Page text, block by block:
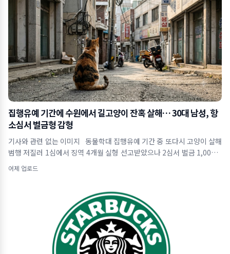
집행유예 기간에 수원에서 길고양이 잔혹 살해… 30대 남성, 항
소심서 벌금형 감형
기사와 관련 없는 이미지 동물학대 집행유예 기간 중 또다시 고양이 살해
범행 저질러 1심에서 징역 4개월 실형 선고받았으나 2심서 벌금 1,000만
원으로 감
어제 업로드